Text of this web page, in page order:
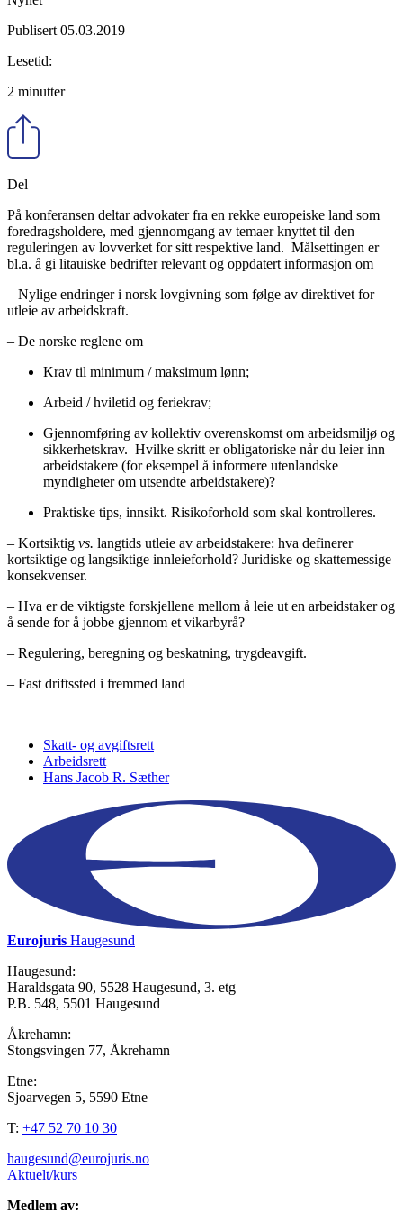
Publisert 05.03.2019
Lesetid:
2 minutter
Del
På konferansen deltar advokater fra en rekke europeiske land som
foredragsholdere, med gjennomgang av temaer knyttet til den
reguleringen av lovverket for sitt respektive land. Målsettingen er
bl.a. å gi litauiske bedrifter relevant og oppdatert informasjon om
– Nylige endringer i norsk lovgivning som følge av direktivet for
utleie av arbeidskraft.
– De norske reglene om
Krav til minimum / maksimum lønn;
Arbeid / hviletid og feriekrav;
Gjennomføring av kollektiv overenskomst om arbeidsmiljø og
sikkerhetskrav. Hvilke skritt er obligatoriske når du leier inn
arbeidstakere (for eksempel å informere utenlandske
myndigheter om utsendte arbeidstakere)?
Praktiske tips, innsikt. Risikoforhold som skal kontrolleres.
– Kortsiktig vs. langtids utleie av arbeidstakere: hva definerer
kortsiktige og langsiktige innleieforhold? Juridiske og skattemessige
konsekvenser.
– Hva er de viktigste forskjellene mellom å leie ut en arbeidstaker og
å sende for å jobbe gjennom et vikarbyrå?
– Regulering, beregning og beskatning, trygdeavgift.
– Fast driftssted i fremmed land
Skatt- og avgiftsrett
Arbeidsrett
Hans Jacob R. Sæther
Eurojuris Haugesund
Haugesund:
Haraldsgata 90, 5528 Haugesund, 3. etg
P.B. 548, 5501 Haugesund
Åkrehamn:
Stongsvingen 77, Åkrehamn
Etne:
Sjoarvegen 5, 5590 Etne
T: +47 52 70 10 30
haugesund@eurojuris.no
Aktuelt/kurs
Medlem av: